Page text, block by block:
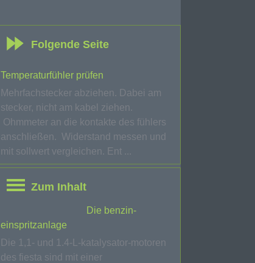
Folgende Seite
Temperaturfühler prüfen
Mehrfachstecker abziehen. Dabei am
stecker, nicht am kabel ziehen.
Ohmmeter an die kontakte des fühlers
anschließen. Widerstand messen und
mit sollwert vergleichen. Ent ...
Zum Inhalt
Die benzin-
einspritzanlage
Die 1,1- und 1.4-L-katalysator-motoren
des fiesta sind mit einer